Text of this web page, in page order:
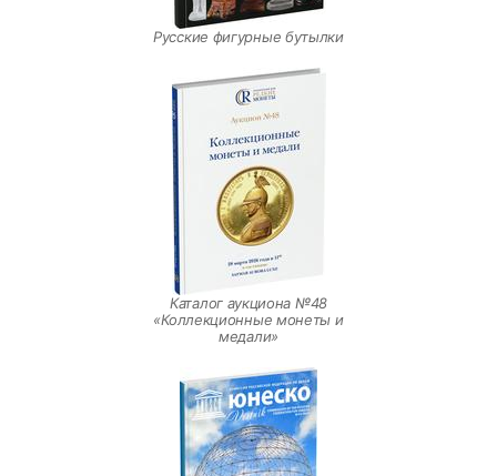
Русские фигурные бутылки
Каталог аукциона №48
«Коллекционные монеты и
медали»